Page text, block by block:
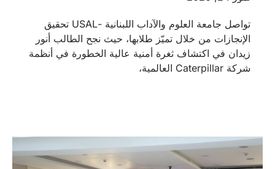
تواصل جامعة العلوم والآداب اللبنانية -USAL تحقيق
الإنجازات من خلال تميّز طلابها، حيث نجح الطالب أنور
زيدان في اكتشاف ثغرة أمنية عالية الخطورة في أنظمة
شركة Caterpillar العالمية،